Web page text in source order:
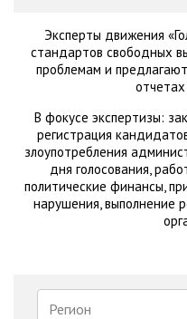
Эксперты движения
стандартов свободных
проблемам и
В фокусе экспертизы:
регистрация
злоупотребления
дня голосования,
политические финансы,
нарушения, выполнение
Регион